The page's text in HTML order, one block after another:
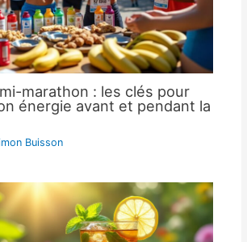
marathon : les clés pour
énergie avant et pendant la
Buisson